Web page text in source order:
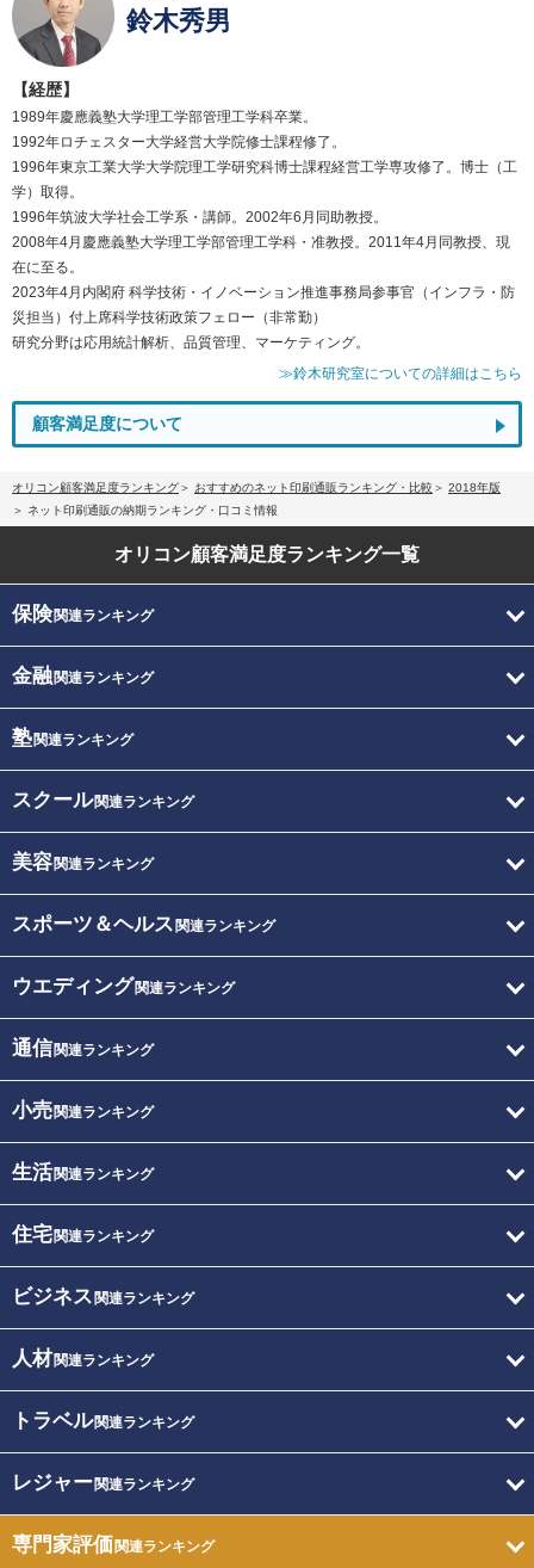
鈴木秀男
【経歴】
1989年慶應義塾大学理工学部管理工学科卒業。
1992年ロチェスター大学経営大学院修士課程修了。
1996年東京工業大学大学院理工学研究科博士課程経営工学専攻修了。博士（工
学）取得。
1996年筑波大学社会工学系・講師。2002年6月同助教授。
2008年4月慶應義塾大学理工学部管理工学科・准教授。2011年4月同教授、現
在に至る。
2023年4月内閣府 科学技術・イノベーション推進事務局参事官（インフラ・防
災担当）付上席科学技術政策フェロー（非常勤）
研究分野は応用統計解析、品質管理、マーケティング。
≫鈴木研究室についての詳細はこちら
顧客満足度について
オリコン顧客満足度ランキング おすすめのネット印刷通販ランキング・比較
2018年版
ネット印刷通販の納期ランキング・口コミ情報
オリコン顧客満足度ランキング一覧
保険関連ランキング
金融関連ランキング
塾関連ランキング
スクール関連ランキング
美容関連ランキング
スポーツ＆ヘルス 関連ランキング
ウエディング関連ランキング
通信関連ランキング
小売関連ランキング
生活関連ランキング
住宅関連ランキング
ビジネス 関連ランキング
人材関連ランキング
トラベル関連ランキング
レジャー関連ランキング
専門家評価関連ランキング